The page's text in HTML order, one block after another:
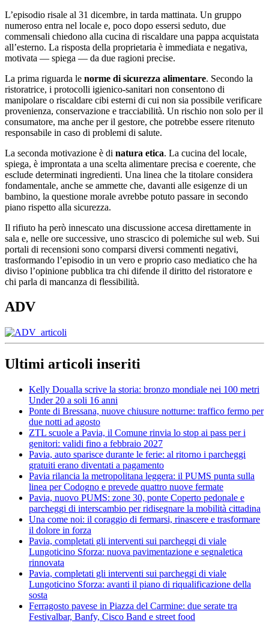
L’episodio risale al 31 dicembre, in tarda mattinata. Un gruppo
numeroso entra nel locale e, poco dopo essersi seduto, due
commensali chiedono alla cucina di riscaldare una pappa acquistata
all’esterno. La risposta della proprietaria è immediata e negativa,
motivata — spiega — da due ragioni precise.
La prima riguarda le norme di sicurezza alimentare. Secondo la
ristoratrice, i protocolli igienico-sanitari non consentono di
manipolare o riscaldare cibi esterni di cui non sia possibile verificare
provenienza, conservazione e tracciabilità. Un rischio non solo per il
consumatore, ma anche per il gestore, che potrebbe essere ritenuto
responsabile in caso di problemi di salute.
La seconda motivazione è di natura etica. La cucina del locale,
spiega, è improntata a una scelta alimentare precisa e coerente, che
esclude determinati ingredienti. Una linea che la titolare considera
fondamentale, anche se ammette che, davanti alle esigenze di un
bambino, la questione morale avrebbe potuto passare in secondo
piano rispetto alla sicurezza.
Il rifiuto ha però innescato una discussione accesa direttamente in
sala e, nelle ore successive, uno strascico di polemiche sul web. Sui
portali di recensioni sono comparsi diversi commenti negativi,
trasformando l’episodio in un vero e proprio caso mediatico che ha
diviso l’opinione pubblica tra chi difende il diritto del ristoratore e
chi parla di mancanza di flessibilità.
ADV
Ultimi articoli inseriti
Kelly Doualla scrive la storia: bronzo mondiale nei 100 metri
Under 20 a soli 16 anni
Ponte di Bressana, nuove chiusure notturne: traffico fermo per
due notti ad agosto
ZTL scuole a Pavia, il Comune rinvia lo stop ai pass per i
genitori: validi fino a febbraio 2027
Pavia, auto sparisce durante le ferie: al ritorno i parcheggi
gratuiti erano diventati a pagamento
Pavia rilancia la metropolitana leggera: il PUMS punta sulla
linea per Codogno e prevede quattro nuove fermate
Pavia, nuovo PUMS: zone 30, ponte Coperto pedonale e
parcheggi di interscambio per ridisegnare la mobilità cittadina
Una come noi: il coraggio di fermarsi, rinascere e trasformare
il dolore in forza
Pavia, completati gli interventi sui parcheggi di viale
Lungoticino Sforza: nuova pavimentazione e segnaletica
rinnovata
Pavia, completati gli interventi sui parcheggi di viale
Lungoticino Sforza: avanti il piano di riqualificazione della
sosta
Ferragosto pavese in Piazza del Carmine: due serate tra
Festivalbar, Banfy, Cisco Band e street food